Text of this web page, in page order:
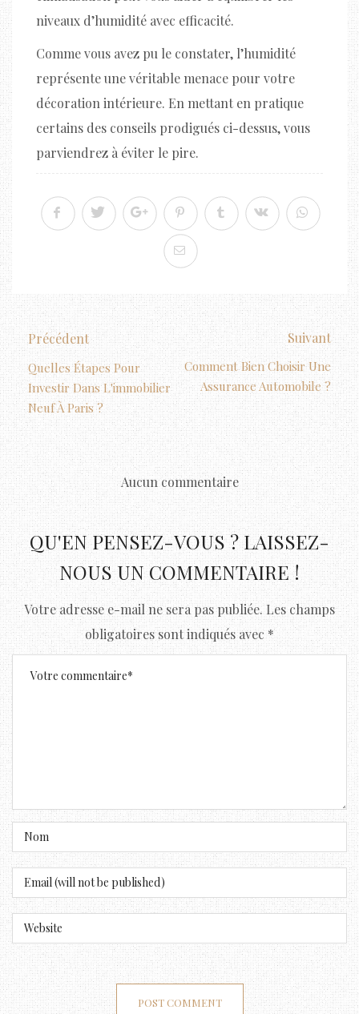
niveaux d’humidité avec efficacité.
Comme vous avez pu le constater, l’humidité
représente une véritable menace pour votre
décoration intérieure. En mettant en pratique
certains des conseils prodigués ci-dessus, vous
parviendrez à éviter le pire.
Précédent
Quelles Étapes Pour
Investir Dans L'immobilier
Neuf À Paris ?
Suivant
Comment Bien Choisir Une
Assurance Automobile ?
Aucun commentaire
QU'EN PENSEZ-VOUS ? LAISSEZ-
NOUS UN COMMENTAIRE !
Votre adresse e-mail ne sera pas publiée. Les champs
obligatoires sont indiqués avec*